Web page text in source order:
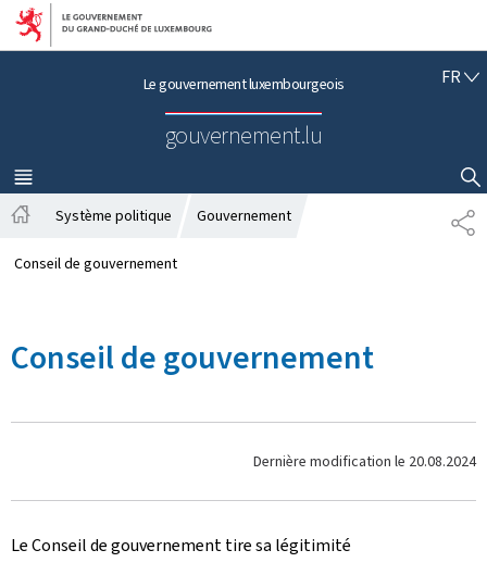
Aller au menu principal
Aller au contenu
Le gouvernement luxembourgeois
gouvernement.lu
FRF
Ç
A
I
S
MENU
PRINCIPAL
AFFICHER / MASQUER LA RECHERCHE
P
A
c
i
l
Système politique Gouvernement
Conseil de gouvernement
Conseil de gouvernement
Dernière modification le 20.08.2024
Le Conseil de gouvernement tire sa légitimité